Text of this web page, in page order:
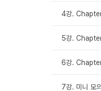
4강.
5강.
6강.
7강. 미니 모